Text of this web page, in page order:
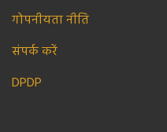
गोपनीयता नीति
संपर्क करें
DPDP